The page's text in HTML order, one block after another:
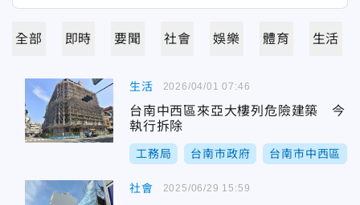
全部 即時 要聞 社會 娛樂 體育 生活
生活
台南中西區來亞大樓列危險建築 今
執行拆除
工務局 台南市政府 台南市中西區
2026/04/01 07:46
社會 2025/06/29 15:59